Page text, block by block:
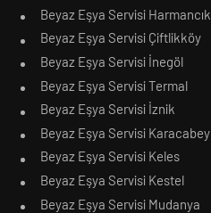
Beyaz Eşya Servisi Harmancık
Beyaz Eşya Servisi Çiftlikköy
Beyaz Eşya Servisi İnegöl
Beyaz Eşya Servisi Termal
Beyaz Eşya Servisi İznik
Beyaz Eşya Servisi Karacabey
Beyaz Eşya Servisi Keles
Beyaz Eşya Servisi Kestel
Beyaz Eşya Servisi Mudanya